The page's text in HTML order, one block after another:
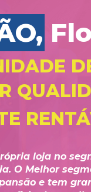
loja no
O Melhor
e tem